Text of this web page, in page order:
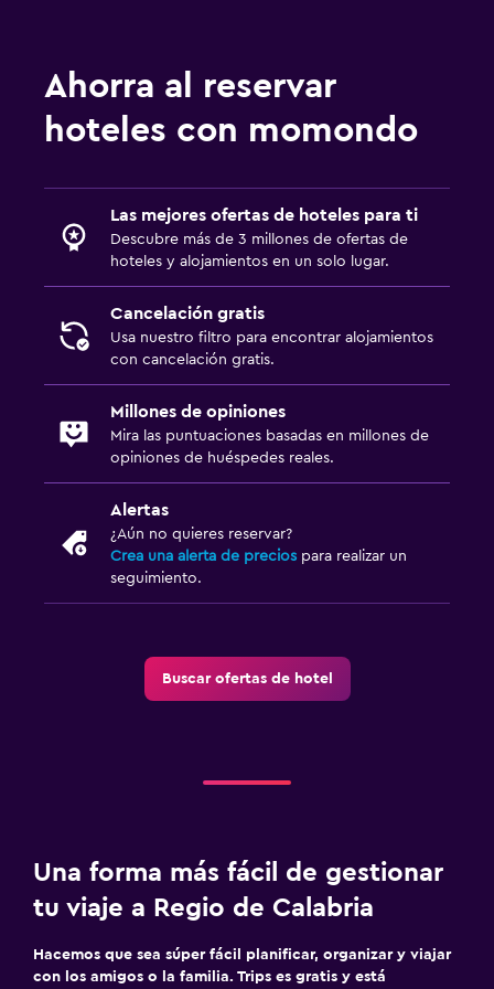
Cama plegable
Enchufe cerca de la cama
Salud y seguridad
Cámaras CCTV en zonas comunes
Cámaras CCTV en el exterior
Estacionamiento y transporte
Traslado aeropuerto
Plancha y tabla de planchar
Ahorra al reservar
hoteles con momondo
Las mejores ofertas de hoteles para ti
Descubre más de 3 millones de ofertas de
hoteles y alojamientos en un solo lugar.
Cancelación gratis
Usa nuestro filtro para encontrar alojamientos
con cancelación gratis.
Millones de opiniones
Mira las puntuaciones basadas en millones de
opiniones de huéspedes reales.
Alertas
¿Aún no quieres reservar?
Crea una alerta de precios para realizar un
seguimiento.
Buscar ofertas de hotel
Una forma más fácil de gestionar
tu viaje a Regio de Calabria
Hacemos que sea súper fácil planificar, organizar y viajar
con los amigos o la familia. Trips es gratis y está